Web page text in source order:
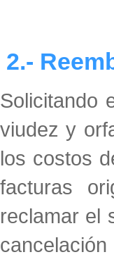
2.-
Solicitando
viudez y
los costos
facturas
reclamar el